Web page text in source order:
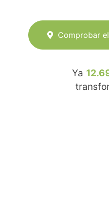
Comprobar
Ya